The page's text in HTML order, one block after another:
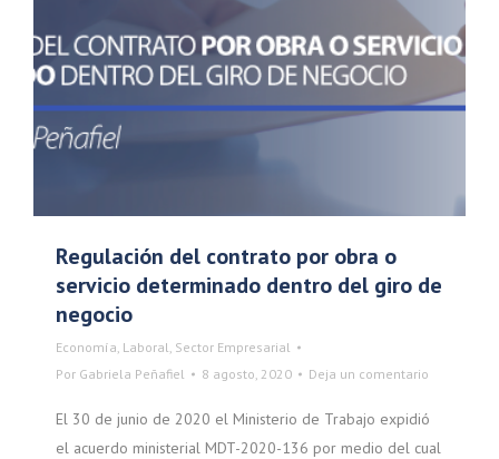
Regulación del contrato por obra o
servicio determinado dentro del giro de
negocio
Economía, Laboral, Sector Empresarial
Por Gabriela Peñafiel 8 agosto, 2020 Deja un comentario
El 30 de junio de 2020 el Ministerio de Trabajo expidió
el acuerdo ministerial MDT-2020-136 por medio del cual